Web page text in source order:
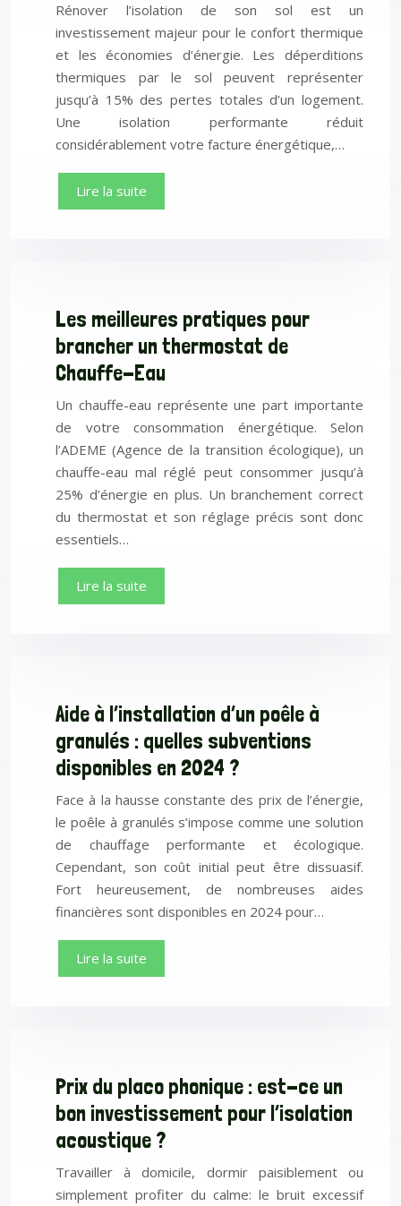
Rénover l’isolation de son sol est un
investissement majeur pour le confort thermique
et les économies d’énergie. Les déperditions
thermiques par le sol peuvent représenter
jusqu’à 15% des pertes totales d’un logement.
Une isolation performante réduit
considérablement votre facture énergétique,…
Lire la suite
Les meilleures pratiques pour
brancher un thermostat de
Chauffe-Eau
Un chauffe-eau représente une part importante
de votre consommation énergétique. Selon
l’ADEME (Agence de la transition écologique), un
chauffe-eau mal réglé peut consommer jusqu’à
25% d’énergie en plus. Un branchement correct
du thermostat et son réglage précis sont donc
essentiels…
Lire la suite
Aide à l’installation d’un poêle à
granulés : quelles subventions
disponibles en 2024 ?
Face à la hausse constante des prix de l’énergie,
le poêle à granulés s’impose comme une solution
de chauffage performante et écologique.
Cependant, son coût initial peut être dissuasif.
Fort heureusement, de nombreuses aides
financières sont disponibles en 2024 pour…
Lire la suite
Prix du placo phonique : est-ce un
bon investissement pour l’isolation
acoustique ?
Travailler à domicile, dormir paisiblement ou
simplement profiter du calme: le bruit excessif